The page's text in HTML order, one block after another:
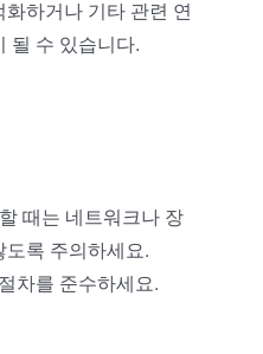
하거나 기타 관련 연
될 수 있습니다.
때는 네트워크나 장
도록 주의하세요.
차를 준수하세요.